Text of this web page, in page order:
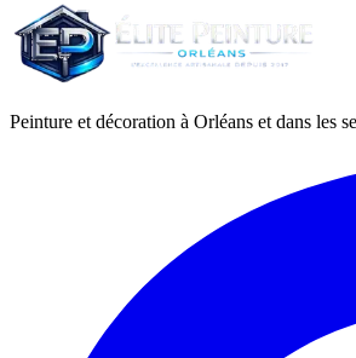
Peinture et décoration à Orléans et dans les